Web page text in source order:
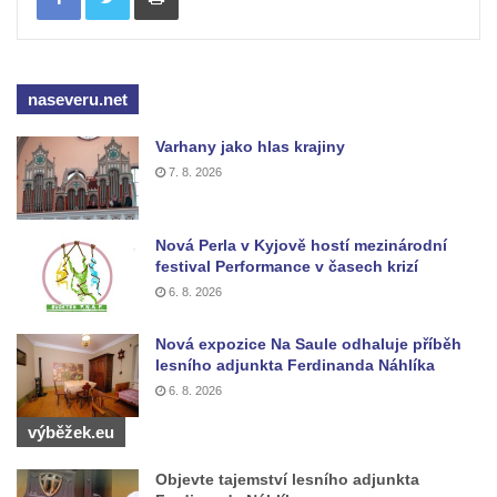
od Mezné
Srbské Kamenici
Sousoší dětí u obecního úřadu v Janově
Socha Andromedé u pavilonu Reinerovy
fresky v Duchcově
Socha Amfitrité u pavilonu Reinerovy fresky
v Duchcově
Socha Flóry u pavilonu Reinerovy fresky v
Duchcově
Socha Afrodité u pavilonu Reinerovy fresky
v Duchcově
Pamětní kámen rybníka Barbory v
Duchcově
naseveru.net
Varhany jako hlas krajiny
7. 8. 2026
Nová Perla v Kyjově hostí mezinárodní
festival Performance v časech krizí
6. 8. 2026
Nová expozice Na Saule odhaluje příběh
lesního adjunkta Ferdinanda Náhlíka
6. 8. 2026
výběžek.eu
Objevte tajemství lesního adjunkta